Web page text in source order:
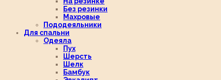
Без резинки
Махровые
Пододеяльники
Для спальни
Одеяла
Пух
Шерсть
Шелк
Бамбук